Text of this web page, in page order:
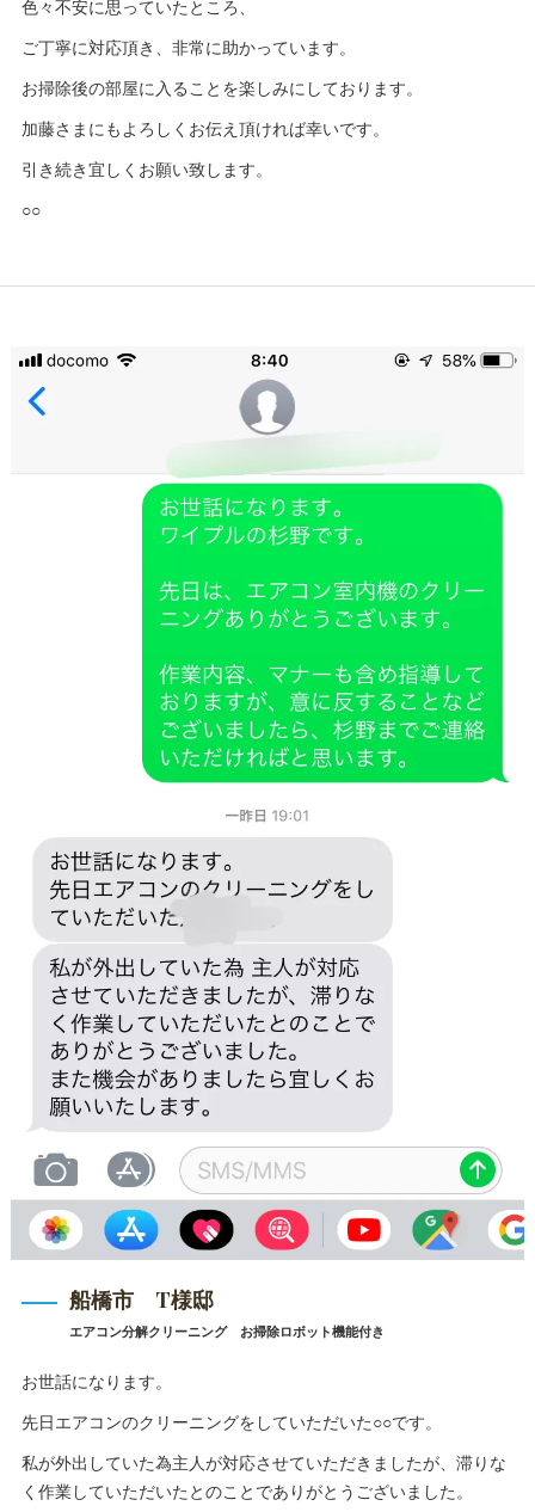
色々不安に思っていたところ、
ご丁寧に対応頂き、非常に助かっています。
お掃除後の部屋に入ることを楽しみにしております。
加藤さまにもよろしくお伝え頂ければ幸いです。
引き続き宜しくお願い致します。
○○
船橋市 T様邸
エアコン分解クリーニング お掃除ロボット機能付き
お世話になります。
先日エアコンのクリーニングをしていただいた○○です。
私が外出していた為主人が対応させていただきましたが、滞りな
く作業していただいたとのことでありがとうございました。